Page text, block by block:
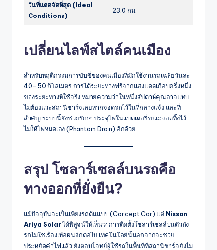
วันที่แดดจัดที่สุด (Ideal
Conditions)
23.0 กม.
เปลี่ยนไลฟ์สไตล์คนเมือง
สำหรับพฤติกรรมการขับขี่ของคนเมืองที่มักใช้งานรถเฉลี่ยวันละ
40–50 กิโลเมตร การได้ระยะทางฟรีจากแสงแดดเกือบครึ่งหนึ่ง
ของระยะทางที่ใช้จริง หมายความว่าในหนึ่งสัปดาห์คุณอาจแทบ
ไม่ต้องแวะสถานีชาร์จเลยหากจอดรถไว้ในที่กลางแจ้ง และที่
สำคัญ ระบบนี้ยังช่วยรักษาประจุไฟในแบตเตอรี่ขณะจอดทิ้งไว้
ไม่ให้ไฟหมดเอง (Phantom Drain) อีกด้วย
สรุป โซลาร์เซลล์บนรถคือ
ทางออกที่ยั่งยืน?
แม้ปัจจุบันจะเป็นเพียงรถต้นแบบ (Concept Car) แต่ Nissan
Ariya Solarได้พิสูจน์ให้เห็นว่าการติดตั้งโซลาร์เซลล์บนตัวถัง
รถไม่ใช่เรื่องเพ้อฝันอีกต่อไป เทคโนโลยีนี้นอกจากจะช่วย
ประหยัดค่าไฟแล้ว ยังตอบโจทย์ผู้ใช้รถในพื้นที่ที่สถานีชาร์จยังไม่